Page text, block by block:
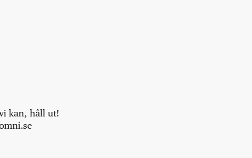
kan, håll ut!